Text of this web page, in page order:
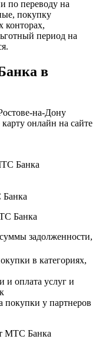
по переводу на
покупку
конторах,
период на
в
на-Дону
онлайн на сайте
Банка
задолженности,
в категориях,
оплата услуг и
у партнеров